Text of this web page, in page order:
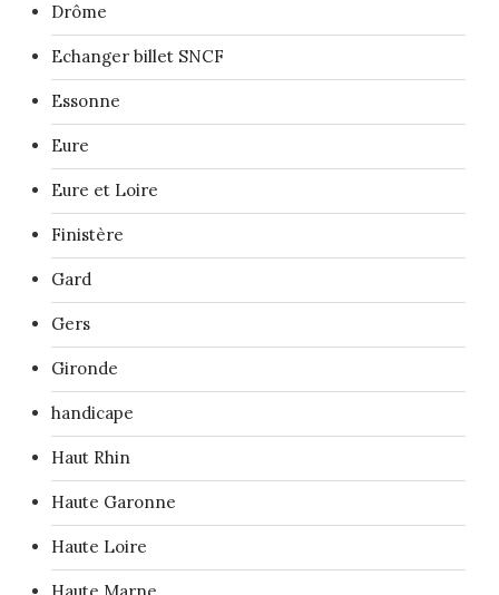
Drôme
Echanger billet SNCF
Essonne
Eure
Eure et Loire
Finistère
Gard
Gers
Gironde
handicape
Haut Rhin
Haute Garonne
Haute Loire